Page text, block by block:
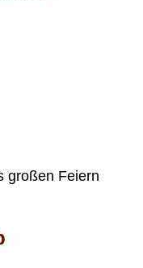
großen Feiern